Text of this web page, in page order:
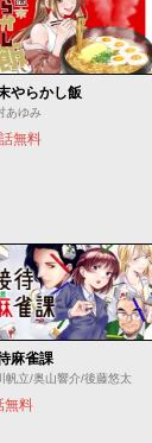
やらかし飯
あゆみ
無料
麻雀課
帆立/奥山響介/後藤悠太
無料